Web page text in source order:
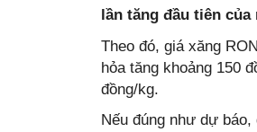
lần tăng đầu tiên của
Theo đó, giá xăng
hỏa tăng khoảng 150
đồng/kg.
Nếu đúng như dự